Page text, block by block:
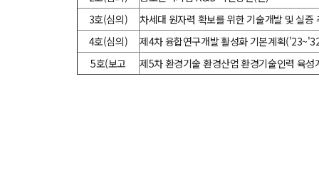
3호(심의)
차세대 원자력 확보를 위한 기술개발 및 실증
4호(심의)
제4차 융합연구개발 활성화 기본계획
5호(보고
제5차 환경기술 환경산업 환경기술인력 육